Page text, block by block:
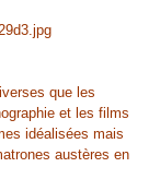
que les
et les films
idéalisées mais
austères en